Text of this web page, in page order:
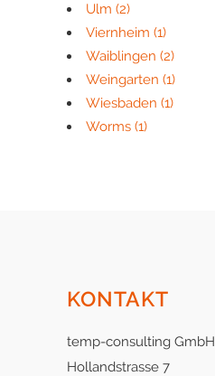
Ulm (2)
Viernheim (1)
Waiblingen (2)
Weingarten (1)
Wiesbaden (1)
Worms (1)
KONTAKT
temp-consulting GmbH
Hollandstrasse 7